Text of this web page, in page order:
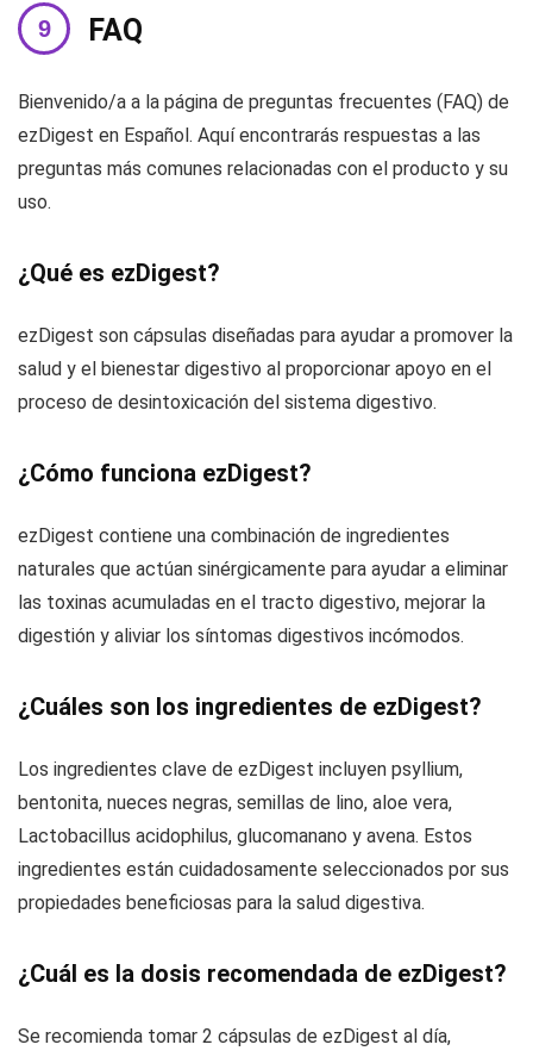
FAQ
Bienvenido/a a la página de preguntas frecuentes (FAQ) de
ezDigest en Español. Aquí encontrarás respuestas a las
preguntas más comunes relacionadas con el producto y su
uso.
¿Qué es ezDigest?
ezDigest son cápsulas diseñadas para ayudar a promover la
salud y el bienestar digestivo al proporcionar apoyo en el
proceso de desintoxicación del sistema digestivo.
¿Cómo funciona ezDigest?
ezDigest contiene una combinación de ingredientes
naturales que actúan sinérgicamente para ayudar a eliminar
las toxinas acumuladas en el tracto digestivo, mejorar la
digestión y aliviar los síntomas digestivos incómodos.
¿Cuáles son los ingredientes de ezDigest?
Los ingredientes clave de ezDigest incluyen psyllium,
bentonita, nueces negras, semillas de lino, aloe vera,
Lactobacillus acidophilus, glucomanano y avena. Estos
ingredientes están cuidadosamente seleccionados por sus
propiedades beneficiosas para la salud digestiva.
¿Cuál es la dosis recomendada de ezDigest?
Se recomienda tomar 2 cápsulas de ezDigest al día,